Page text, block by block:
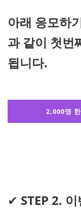
아래 응모하
과 같이 첫번
됩니다.
2,000명
✔ STEP 2.